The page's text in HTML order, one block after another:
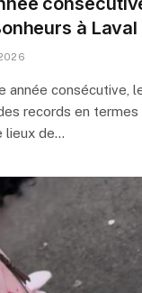
à Laval
année consécutive,
records en termes
lieux de…